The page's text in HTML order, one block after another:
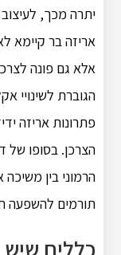
יתרה מכך,
אריזה בר קיימא
אלא גם פונה
הגוברת לשינויי
פתרונות אריזה
הצרכן.בסופו של
הרמוני בין משיכה
תורמים להשפעה